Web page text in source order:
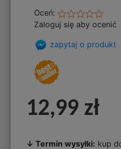
Oceń:
Zaloguj się aby ocenić
zapytaj o produkt
12,99 zł
↓ Termin wysyłki: kup